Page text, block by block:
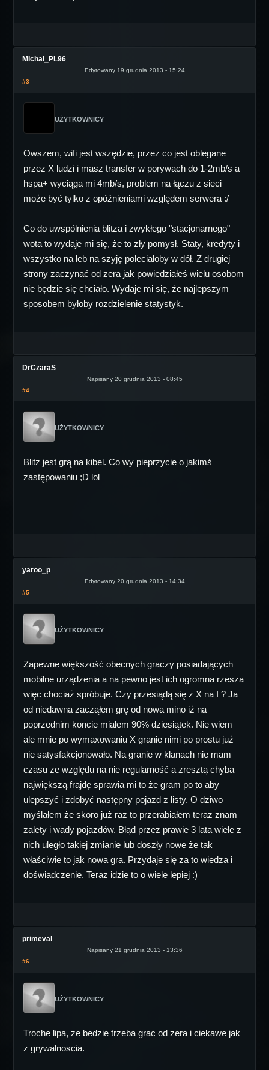
MIchal_PL96
Edytowany 19 grudnia 2013 - 15:24
#3
UŻYTKOWNICY
Owszem, wifi jest wszędzie, przez co jest oblegane
przez X ludzi i masz transfer w porywach do 1-2mb/s a
hspa+ wyciąga mi 4mb/s, problem na łączu z sieci
może być tylko z opóźnieniami względem serwera :/
Co do uwspólnienia blitza i zwykłego "stacjonarnego"
wota to wydaje mi się, że to zły pomysł. Staty, kredyty i
wszystko na łeb na szyję poleciałoby w dół. Z drugiej
strony zaczynać od zera jak powiedziałeś wielu osobom
nie będzie się chciało. Wydaje mi się, że najlepszym
sposobem byłoby rozdzielenie statystyk.
DrCzaraS
Napisany 20 grudnia 2013 - 08:45
#4
UŻYTKOWNICY
Blitz jest grą na kibel. Co wy pieprzycie o jakimś
zastępowaniu ;D lol
yaroo_p
Edytowany 20 grudnia 2013 - 14:34
#5
UŻYTKOWNICY
Zapewne większość obecnych graczy posiadających
mobilne urządzenia a na pewno jest ich ogromna rzesza
więc chociaż spróbuje. Czy przesiądą się z X na I ? Ja
od niedawna zacząłem grę od nowa mino iż na
poprzednim koncie miałem 90% dziesiątek. Nie wiem
ale mnie po wymaxowaniu X granie nimi po prostu już
nie satysfakcjonowało. Na granie w klanach nie mam
czasu ze względu na nie regularność a zresztą chyba
największą frajdę sprawia mi to że gram po to aby
ulepszyć i zdobyć następny pojazd z listy. O dziwo
myślałem że skoro już raz to przerabiałem teraz znam
zalety i wady pojazdów. Błąd przez prawie 3 lata wiele z
nich uległo takiej zmianie lub doszły nowe że tak
właściwie to jak nowa gra. Przydaje się za to wiedza i
doświadczenie. Teraz idzie to o wiele lepiej :)
primeval
Napisany 21 grudnia 2013 - 13:36
#6
UŻYTKOWNICY
Troche lipa, ze bedzie trzeba grac od zera i ciekawe jak
z grywalnoscia.